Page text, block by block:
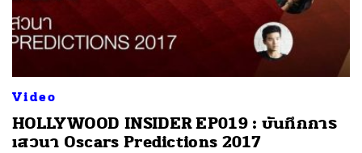
Video
HOLLYWOOD INSIDER EP019 : บันทึกการ
เสวนา Oscars Predictions 2017